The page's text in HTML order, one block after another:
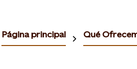
Página principal Qué